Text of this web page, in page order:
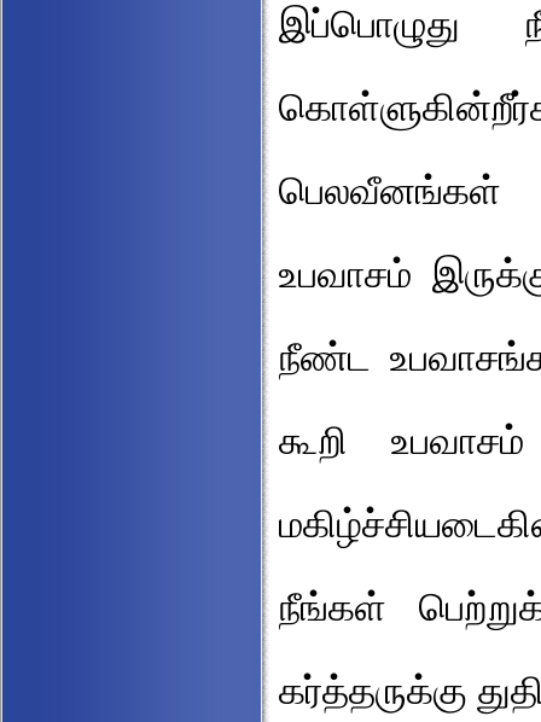
பெலவீனங்கள்
உபவாசம்
நீண்ட
கூறி
நீங்கள்
கர்த்தருக்கு